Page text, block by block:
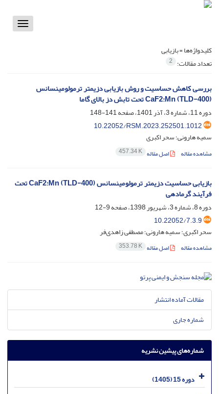
Toggle
کلیدواژه‌ها =بازیابی
تعداد مقالات: 2
بررسی کاهش حساسیت و روش بازیابی دزیمتر ترمولومینسانس
CaF2:Mn (TLD-400) تحت تابش دز بالای گاما
دوره 11، شماره 3، آذر 1401، صفحه
141-148
10.22052/RSM.2023.252501.1012
سمیه هارونی؛ سحر اکبری
مشاهده مقاله اصل مقاله 457.34 K
بازیابی حساسیت دزیمتر ترمولومینسانس (CaF2:Mn (TLD-400 تحت
فرآیند گرمادهی
دوره 8، شماره 3، شهریور 1398، صفحه
9-12
10.22052/7.3.9
سحر اکبری؛ سمیه هارونی؛ مصطفی زاهدی‌فر
مشاهده مقاله اصل مقاله 353.78 K
مقالات آماده انتشار
شماره جاری
شماره‌های پیشین نشریه
دوره 15 (1405)